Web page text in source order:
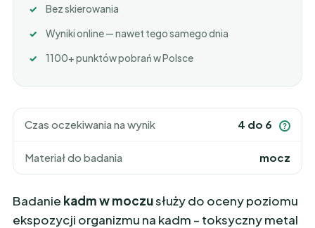
Czas oczekiwania na wynik 4 do 6 ?
Materiał do badania mocz
Badanie kadm w moczusłuży do oceny poziomu
ekspozycji organizmu na kadm – toksyczny metal
Bez skierowania
Wyniki online — nawet tego samego dnia
1100+ punktów pobrań w Polsce